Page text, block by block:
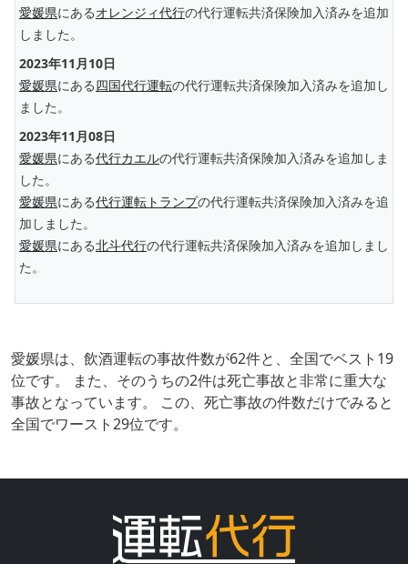
愛媛県にあるオレンジィ代行の代行運転共済保険加入済みを追加
しました。
2023年11月10日
愛媛県にある四国代行運転の代行運転共済保険加入済みを追加し
ました。
2023年11月08日
愛媛県にある代行カエルの代行運転共済保険加入済みを追加しま
した。
愛媛県にある代行運転トランプの代行運転共済保険加入済みを追
加しました。
愛媛県にある北斗代行の代行運転共済保険加入済みを追加しまし
た。
愛媛県は、飲酒運転の事故件数が62件と、全国でベスト19
位です。 また、そのうちの2件は死亡事故と非常に重大な
事故となっています。 この、死亡事故の件数だけでみると
全国でワースト29位です。